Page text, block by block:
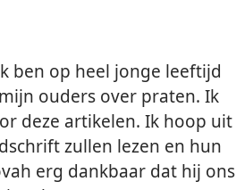
ben op heel jonge leeftijd
ouders over praten. Ik
deze artikelen. Ik hoop uit
zullen lezen en hun
erg dankbaar dat hij ons